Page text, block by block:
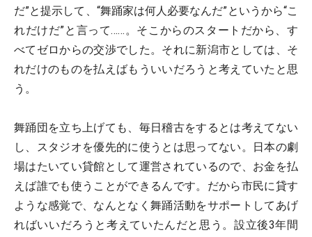
だ”と提示して、“舞踊家は何人必要なんだ”というから“こ
れだけだ”と言って……。そこからのスタートだから、す
べてゼロからの交渉でした。それに新潟市としては、そ
れだけのものを払えばもういいだろうと考えていたと思
う。
舞踊団を立ち上げても、毎日稽古をするとは考えてない
し、スタジオを優先的に使うとは思ってない。日本の劇
場はたいてい貸館として運営されているので、お金を払
えば誰でも使うことができるんです。だから市民に貸す
ような感覚で、なんとなく舞踊活動をサポートしてあげ
ればいいだろうと考えていたんだと思う。設立後3年間